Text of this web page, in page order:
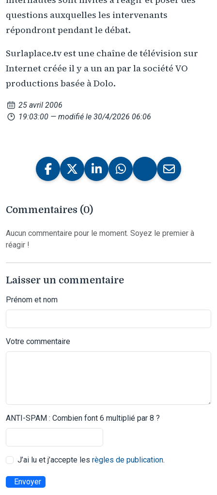
questions auxquelles les intervenants
répondront pendant le débat.
Surlaplace.tv est une chaîne de télévision sur
Internet créée il y a un an par la société VO
productions basée à Dolo.
25 avril 2006
19:03:00 — modifié le 30/4/2026 06:06
Commentaires (0)
Aucun commentaire pour le moment. Soyez le premier à
réagir !
Laisser un commentaire
Prénom et nom
Votre commentaire
ANTI-SPAM : Combien font 6 multiplié par 8 ?
J’ai lu et j’accepte les règles de publication.
Envoyer